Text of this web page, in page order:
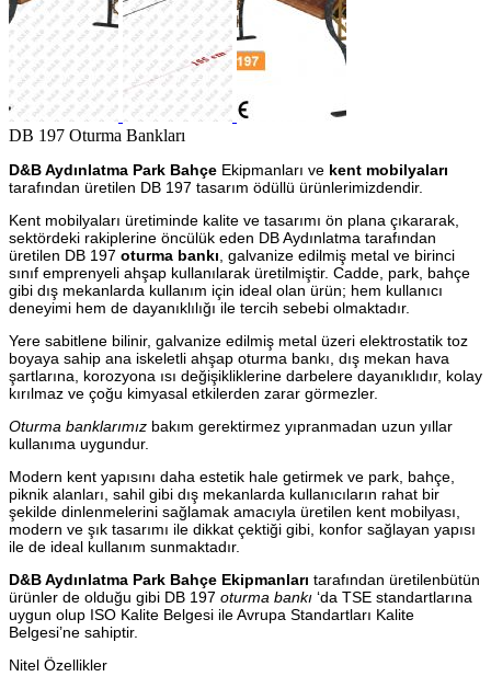
DB 197 Oturma Bankları
D&B Aydınlatma Park Bahçe Ekipmanları ve kent mobilyaları
tarafından üretilen DB 197 tasarım ödüllü ürünlerimizdendir.
Kent mobilyaları üretiminde kalite ve tasarımı ön plana çıkararak,
sektördeki rakiplerine öncülük eden DB Aydınlatma tarafından
üretilen DB 197 oturma bankı, galvanize edilmiş metal ve birinci
sınıf emprenyeli ahşap kullanılarak üretilmiştir. Cadde, park, bahçe
gibi dış mekanlarda kullanım için ideal olan ürün; hem kullanıcı
deneyimi hem de dayanıklılığı ile tercih sebebi olmaktadır.
Yere sabitlene bilinir, galvanize edilmiş metal üzeri elektrostatik toz
boyaya sahip ana iskeletli ahşap oturma bankı, dış mekan hava
şartlarına, korozyona ısı değişikliklerine darbelere dayanıklıdır, kolay
kırılmaz ve çoğu kimyasal etkilerden zarar görmezler.
Oturma banklarımız bakım gerektirmez yıpranmadan uzun yıllar
kullanıma uygundur.
Modern kent yapısını daha estetik hale getirmek ve park, bahçe,
piknik alanları, sahil gibi dış mekanlarda kullanıcıların rahat bir
şekilde dinlenmelerini sağlamak amacıyla üretilen kent mobilyası,
modern ve şık tasarımı ile dikkat çektiği gibi, konfor sağlayan yapısı
ile de ideal kullanım sunmaktadır.
D&B Aydınlatma Park Bahçe Ekipmanları tarafından üretilenbütün
ürünler de olduğu gibi DB 197 oturma bankı ‘da TSE standartlarına
uygun olup ISO Kalite Belgesi ile Avrupa Standartları Kalite
Belgesi’ne sahiptir.
Nitel Özellikler